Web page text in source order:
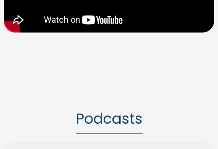
Podcasts